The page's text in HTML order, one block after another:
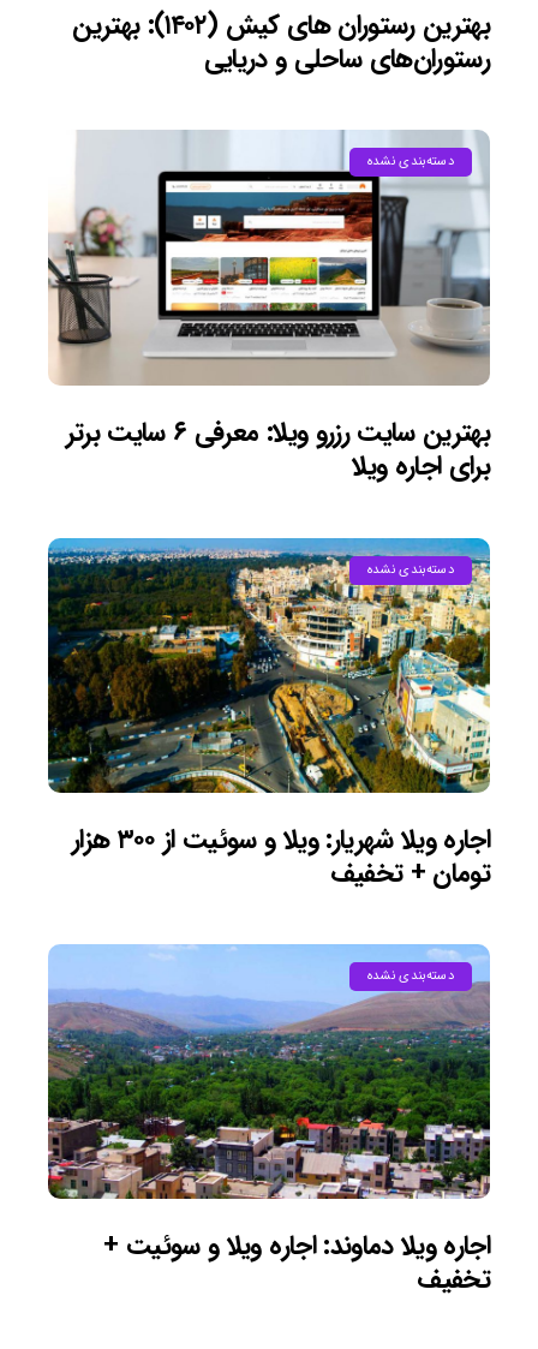
بهترین رستوران های کیش (۱۴۰۲): بهترین
رستوران‌های ساحلی و دریایی
دسته‌بندی نشده
بهترین سایت رزرو ویلا: معرفی ۶ سایت برتر
برای اجاره ویلا
دسته‌بندی نشده
اجاره ویلا شهریار: ویلا و سوئیت از ۳۰۰ هزار
تومان + تخفیف
دسته‌بندی نشده
اجاره ویلا دماوند: اجاره ویلا و سوئیت +
تخفیف